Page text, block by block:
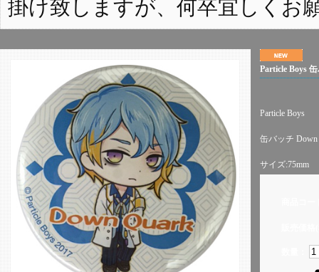
掛け致しますが、何卒宜しくお
Particle Boys
Particle Boys
缶バッチ Down
サイズ:75mm